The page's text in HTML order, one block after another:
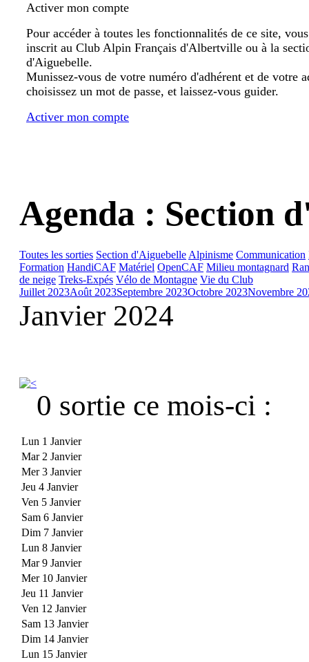
Activer mon compte
Pour accéder à toutes les fonctionnalités de ce site,
inscrit au Club Alpin Français d'Albertville ou à la
d'Aiguebelle.
Munissez-vous de votre numéro d'adhérent et de votre
choisissez un mot de passe, et laissez-vous guider.
Activer mon compte
Agenda : Section
Toutes les sorties Section d'Aiguebelle Alpinisme Communication
Formation HandiCAF Matériel OpenCAF Milieu montagnard
de neige Treks-Expés Vélo de Montagne Vie du Club
Juillet 2023Août 2023Septembre 2023Octobre 2023Novembre
Janvier 2024
0 sortie ce mois-ci :
Lun 1 Janvier
Mar 2 Janvier
Mer 3 Janvier
Jeu 4 Janvier
Ven 5 Janvier
Sam 6 Janvier
Dim 7 Janvier
Lun 8 Janvier
Mar 9 Janvier
Mer 10 Janvier
Jeu 11 Janvier
Ven 12 Janvier
Sam 13 Janvier
Dim 14 Janvier
Lun 15 Janvier